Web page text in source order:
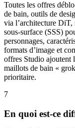
Toutes les offres
de bain, outils de
via l’architecture DiT,
sous-surface (SSS)
personnages,
formats d’image et
offres Studio ajoutent
maillots de bain «
prioritaire.
7
En quoi est-ce